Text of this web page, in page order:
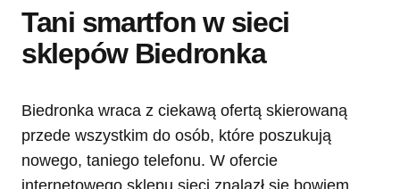
Tani smartfon w sieci
sklepów Biedronka
Biedronka wraca z ciekawą ofertą skierowaną
przede wszystkim do osób, które poszukują
nowego, taniego telefonu. W ofercie